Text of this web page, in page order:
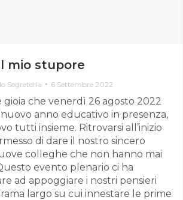
mio stupore
Segreteria 6 Settembre 2022
gioia che venerdì 26 agosto 2022
anno educativo in presenza,
tutti insieme. Ritrovarsi all’inizio
di dare il nostro sincero
colleghe che non hanno mai
evento plenario ci ha
ad appoggiare i nostri pensieri
largo su cui innestare le prime